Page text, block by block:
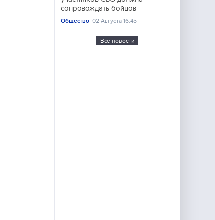
сопровождать бойцов
Общество 02 Августа 16:45
Все новости